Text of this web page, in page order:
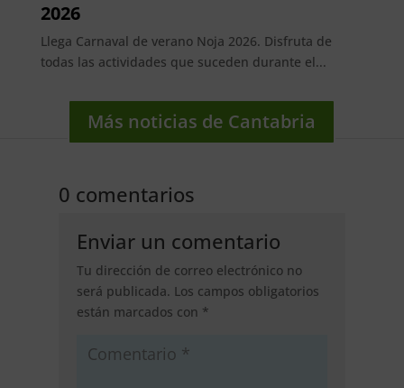
2026
Llega Carnaval de verano Noja 2026. Disfruta de
todas las actividades que suceden durante el...
Más noticias de Cantabria
0 comentarios
Enviar un comentario
Tu dirección de correo electrónico no
será publicada. Los campos obligatorios
están marcados con *